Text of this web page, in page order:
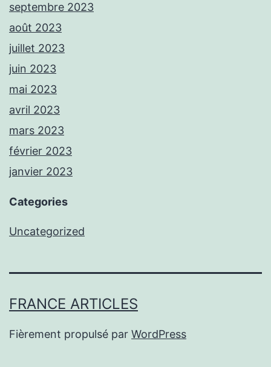
septembre 2023
août 2023
juillet 2023
juin 2023
mai 2023
avril 2023
mars 2023
février 2023
janvier 2023
Categories
Uncategorized
FRANCE ARTICLES
Fièrement propulsé par WordPress